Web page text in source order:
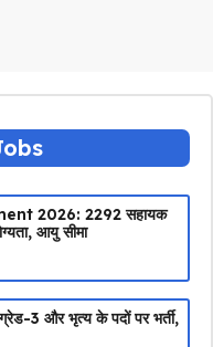
2026: 2292 सहायक
आयु सीमा
3 और भृत्य के पदों पर भर्ती,